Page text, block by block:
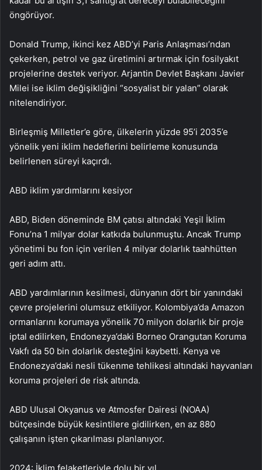
öngörüyor.
Donald Trump, ikinci kez ABD’yi Paris Anlaşması’ndan
çekerken, petrol ve gaz üretimini artırmak için fosilyakıt
projelerine destek veriyor. Arjantin Devlet Başkanı Javier
Milei ise iklim değişikliğini “sosyalist bir yalan” olarak
nitelendiriyor.
Birleşmiş Milletler’e göre, ülkelerin yüzde 95’i 2035’e
yönelik yeni iklim hedeflerini belirleme konusunda
belirlenen süreyi kaçırdı.
ABD iklim yardımlarını kesiyor
ABD, Biden döneminde BM çatısı altındaki Yeşil İklim
Fonu’na 1 milyar dolar katkıda bulunmuştu. Ancak Trump
yönetimi bu fon için verilen 4 milyar dolarlık taahhütten
geri adım attı.
ABD yardımlarının kesilmesi, dünyanın dört bir yanındaki
çevre projelerini olumsuz etkiliyor. Kolombiya’da Amazon
ormanlarını korumaya yönelik 70 milyon dolarlık bir proje
iptal edilirken, Endonezya’daki Borneo Orangutan Koruma
Vakfı da 50 bin dolarlık desteğini kaybetti. Kenya ve
Endonezya’daki nesli tükenme tehlikesi altındaki hayvanları
koruma projeleri de risk altında.
ABD Ulusal Okyanus ve Atmosfer Dairesi (NOAA)
bütçesinde büyük kesintilere gidilirken, en az 880
çalışanın işten çıkarılması planlanıyor.